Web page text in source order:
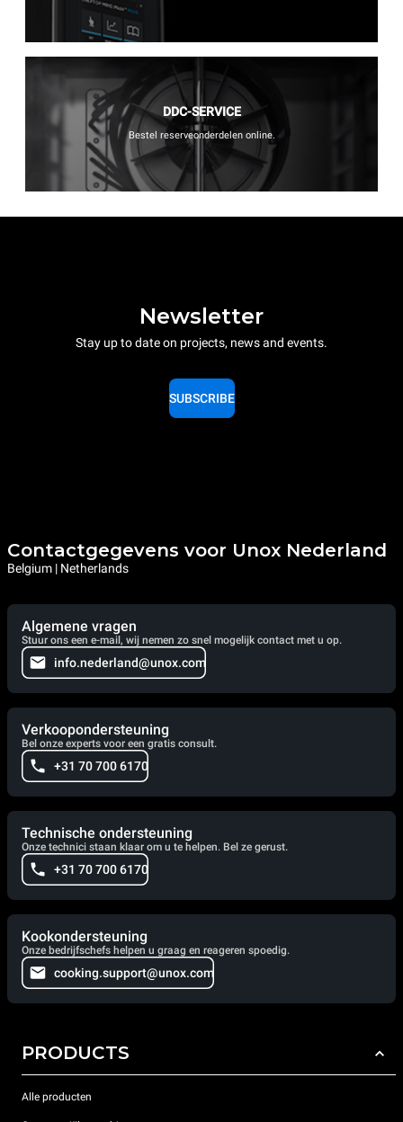
DDC-SERVICE
Bestel reserveonderdelen online.
Newsletter
Stay up to date on projects, news and events.
SUBSCRIBE
Contactgegevens voor Unox Nederland
Belgium | Netherlands
Algemene vragen
Stuur ons een e-mail, wij nemen zo snel mogelijk contact met u op.
info.nederland@unox.com
Verkoopondersteuning
Bel onze experts voor een gratis consult.
+31 70 700 6170
Technische ondersteuning
Onze technici staan klaar om u te helpen. Bel ze gerust.
+31 70 700 6170
Kookondersteuning
Onze bedrijfschefs helpen u graag en reageren spoedig.
cooking.support@unox.com
PRODUCTS
Alle producten